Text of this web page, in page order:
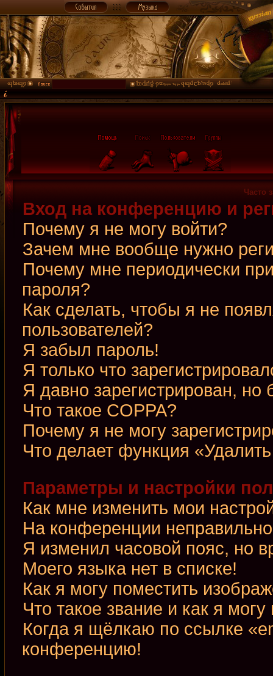
Часто
Вход на конференцию и
Почему я не могу войти?
Зачем мне вообще нужно
Почему мне периодически
пароля?
Как сделать, чтобы я не
пользователей?
Я забыл пароль!
Я только что
Я давно зарегистрирован, но
Что такое COPPA?
Почему я не могу
Что делает функция
Параметры и настройки
Как мне изменить мои
На конференции
Я изменил часовой пояс, но
Моего языка нет в списке!
Как я могу поместить
Что такое звание и как я могу
Когда я щёлкаю по ссылке
конференцию!